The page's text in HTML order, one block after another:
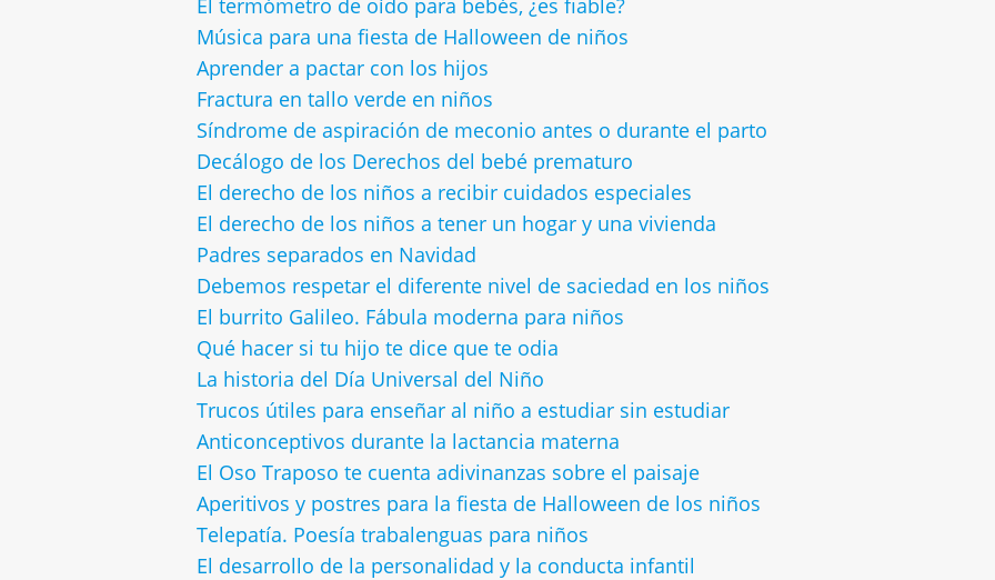
El termómetro de oído para bebés, ¿es fiable?
Música para una fiesta de Halloween de niños
Aprender a pactar con los hijos
Fractura en tallo verde en niños
Síndrome de aspiración de meconio antes o durante el parto
Decálogo de los Derechos del bebé prematuro
El derecho de los niños a recibir cuidados especiales
El derecho de los niños a tener un hogar y una vivienda
Padres separados en Navidad
Debemos respetar el diferente nivel de saciedad en los niños
El burrito Galileo. Fábula moderna para niños
Qué hacer si tu hijo te dice que te odia
La historia del Día Universal del Niño
Trucos útiles para enseñar al niño a estudiar sin estudiar
Anticonceptivos durante la lactancia materna
El Oso Traposo te cuenta adivinanzas sobre el paisaje
Aperitivos y postres para la fiesta de Halloween de los niños
Telepatía. Poesía trabalenguas para niños
El desarrollo de la personalidad y la conducta infantil